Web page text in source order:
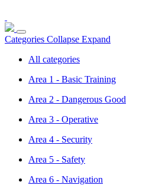
Categories Collapse Expand
All categories
Area 1 - Basic Training
Area 2 - Dangerous Good
Area 3 - Operative
Area 4 - Security
Area 5 - Safety
Area 6 - Navigation